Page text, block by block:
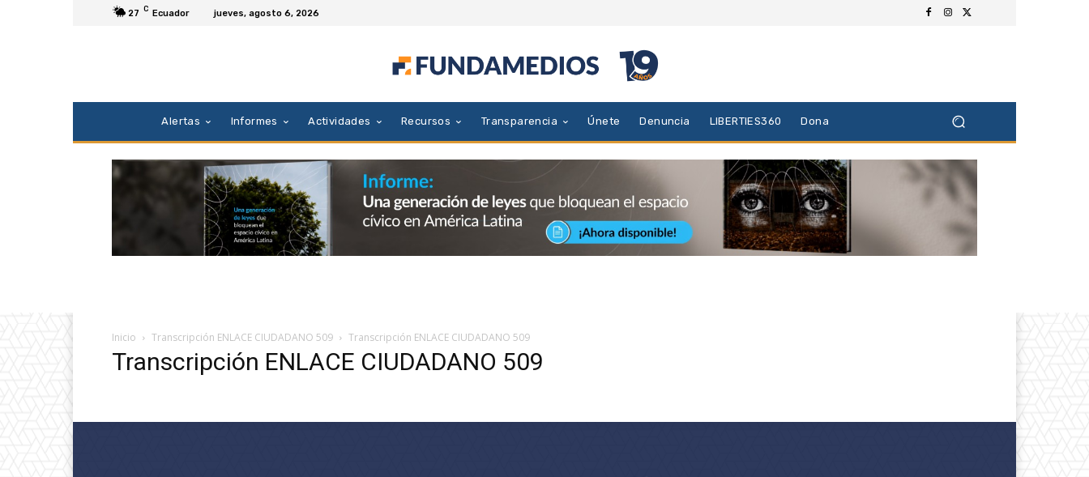
27 C Ecuador jueves, agosto 6, 2026
Alertas Informes Actividades Recursos Transparencia Únete Denuncia LIBERTIES360 Dona
Inicio Transcripción ENLACE CIUDADANO 509 Transcripción ENLACE CIUDADANO 509
Transcripción ENLACE CIUDADANO 509